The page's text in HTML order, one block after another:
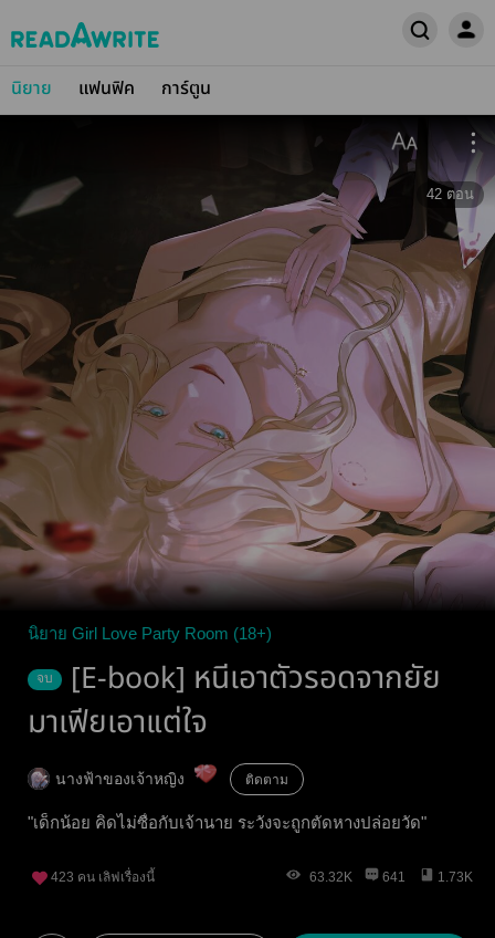
นิยาย แฟนฟิค การ์ตูน
42 ตอน
นิยาย Girl Love Party Room (18+)
จบ
[E-book] หนีเอาตัวรอดจากยัย
มาเฟียเอาแต่ใจ
นางฟ้าของเจ้าหญิง ติดตาม
"เด็กน้อย คิดไม่ซื่อกับเจ้านาย ระวังจะถูกตัดหางปล่อยวัด"
423 คน เลิฟเรื่องนี้ 63.32K 641 1.73K